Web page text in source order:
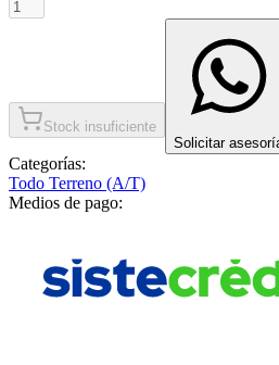
Stock insuficiente
Solicitar
Categorías:
Todo Terreno (A/T)
Medios de pago: